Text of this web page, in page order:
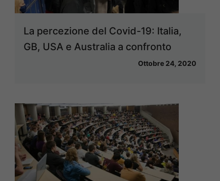
La percezione del Covid-19: Italia,
GB, USA e Australia a confronto
Ottobre 24, 2020